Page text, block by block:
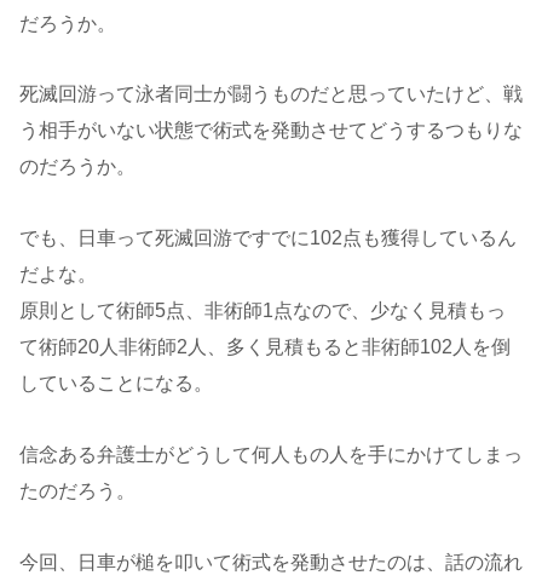
だろうか。
死滅回游って泳者同士が闘うものだと思っていたけど、戦
う相手がいない状態で術式を発動させてどうするつもりな
のだろうか。
でも、日車って死滅回游ですでに102点も獲得しているん
だよな。
原則として術師5点、非術師1点なので、少なく見積もっ
て術師20人非術師2人、多く見積もると非術師102人を倒
していることになる。
信念ある弁護士がどうして何人もの人を手にかけてしまっ
たのだろう。
今回、日車が槌を叩いて術式を発動させたのは、話の流れ